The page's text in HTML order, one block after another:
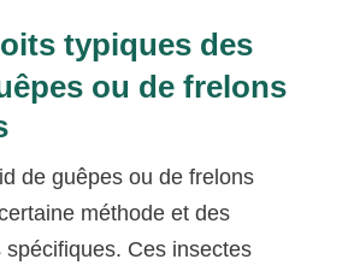
typiques des
ou de frelons
de guêpes ou de frelons
méthode et des
Ces insectes